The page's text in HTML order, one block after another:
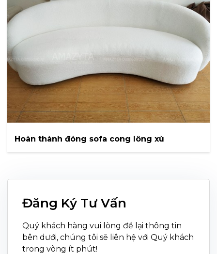
Hoàn thành đóng sofa cong lông xù
Đăng Ký Tư Vấn
Quý khách hàng vui lòng để lại thông tin
bên dưới, chúng tôi sẽ liên hệ với Quý khách
trong vòng ít phút!